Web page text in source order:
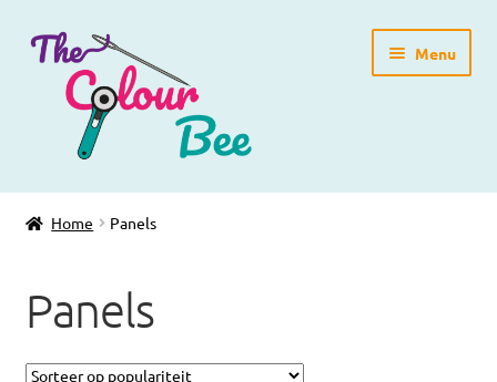
Ga
door
navigatie
Ga
direct
inhoud
Menu
Home
Blog
Workshops
Home Panels
Panels